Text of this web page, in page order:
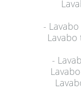
-
Lavabo
-